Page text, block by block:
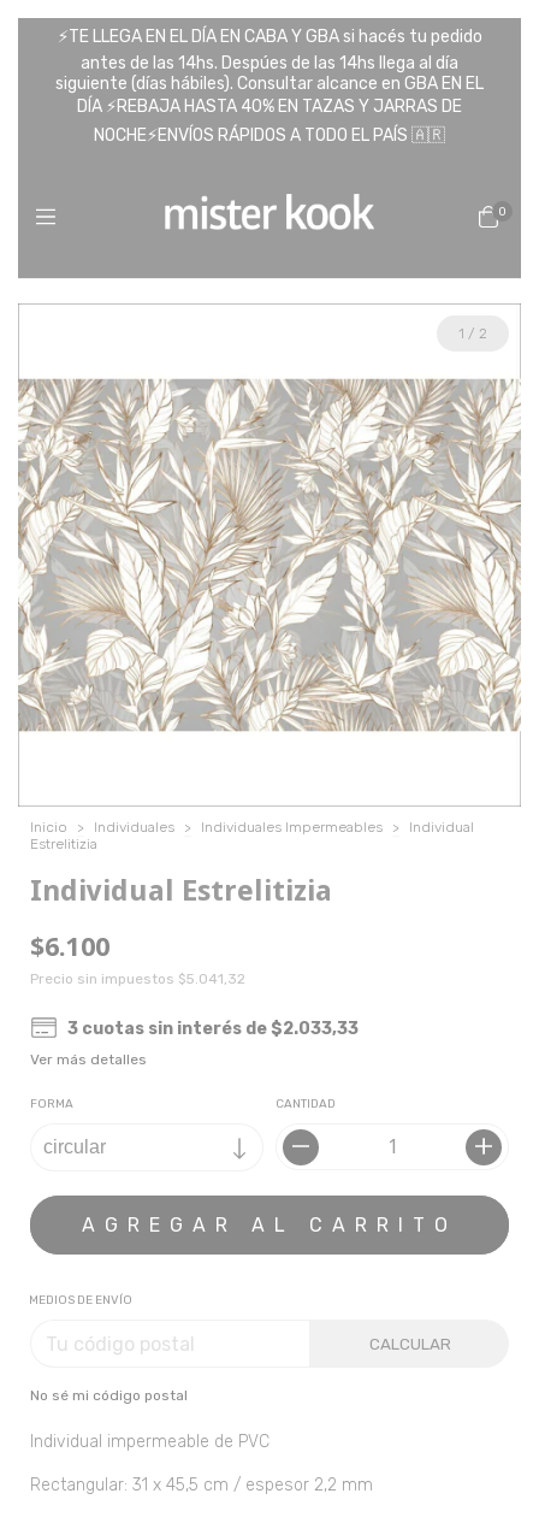
⚡️TE LLEGA EN EL DÍA EN CABA Y GBA si hacés tu pedido
antes de las 14hs. Despúes de las 14hs llega al día
siguiente (días hábiles). Consultar alcance en GBA EN EL
DÍA ⚡️REBAJA HASTA 40% EN TAZAS Y JARRAS DE
NOCHE⚡️ENVÍOS RÁPIDOS A TODO EL PAÍS 🇦🇷
0
1 / 2
Inicio > Individuales > Individuales Impermeables >
Individual
Estrelitizia
Individual Estrelitizia
$6.100
Precio sin impuestos $5.041,32
3 cuotas sin interés de $2.033,33
Ver más detalles
FORMA CANTIDAD
MEDIOS DE ENVÍO
CALCULAR
No sé mi código postal
Individual impermeable de PVC
Rectangular: 31 x 45,5 cm / espesor 2,2 mm